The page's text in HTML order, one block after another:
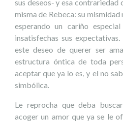
sus deseos- y esa
misma de Rebeca: su mismidad
esperando un cariño
insatisfechas sus
este deseo de querer ser
estructura óntica de toda
aceptar que ya lo es, y el no
simbólica.
Le reprocha que deba
acoger un amor que ya se le